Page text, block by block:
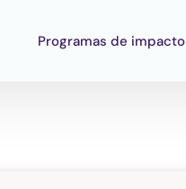
Programas de impacto